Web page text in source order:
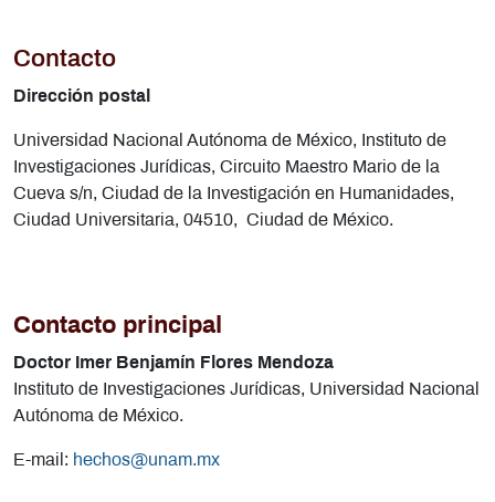
Contacto
Dirección postal
Universidad Nacional Autónoma de México, Instituto de
Investigaciones Jurídicas, Circuito Maestro Mario de la
Cueva s/n, Ciudad de la Investigación en Humanidades,
Ciudad Universitaria, 04510, Ciudad de México.
Contacto principal
Doctor Imer Benjamín Flores Mendoza
Instituto de Investigaciones Jurídicas, Universidad Nacional
Autónoma de México.
E-mail: hechos@unam.mx